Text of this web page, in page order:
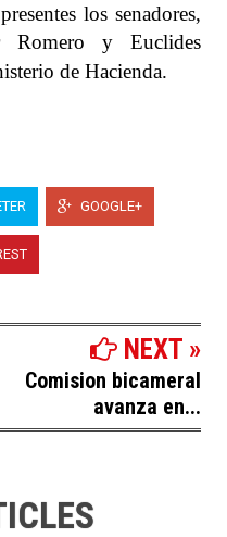
los senadores,
Romero y Euclides
de Hacienda.
GOOGLE+
NEXT »
Comision bicameral
avanza en...